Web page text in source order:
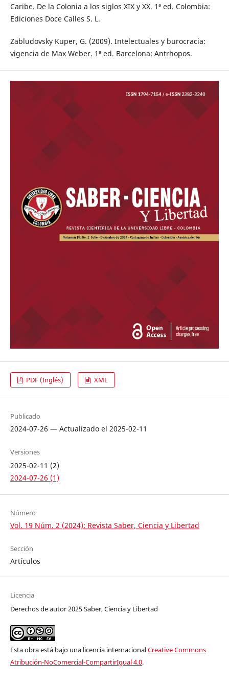
Caribe. De la Colonia a los siglos XIX y XX. 1ª ed. Colombia:
Ediciones Doce Calles S. L.
Zabludovsky Kuper, G. (2009). Intelectuales y burocracia:
vigencia de Max Weber. 1ª ed. Barcelona: Antrhopos.
PDF (Inglés) XML
Publicado
2024-07-26 — Actualizado el 2025-02-11
Versiones
2025-02-11 (2)
2024-07-26 (1)
Número
Vol. 19 Núm. 2 (2024): Revista Saber, Ciencia y Libertad
Sección
Artículos
Licencia
Derechos de autor 2025 Saber, Ciencia y Libertad
Esta obra está bajo una licencia internacionalCreative Commons
Atribución-NoComercial-CompartirIgual 4.0.